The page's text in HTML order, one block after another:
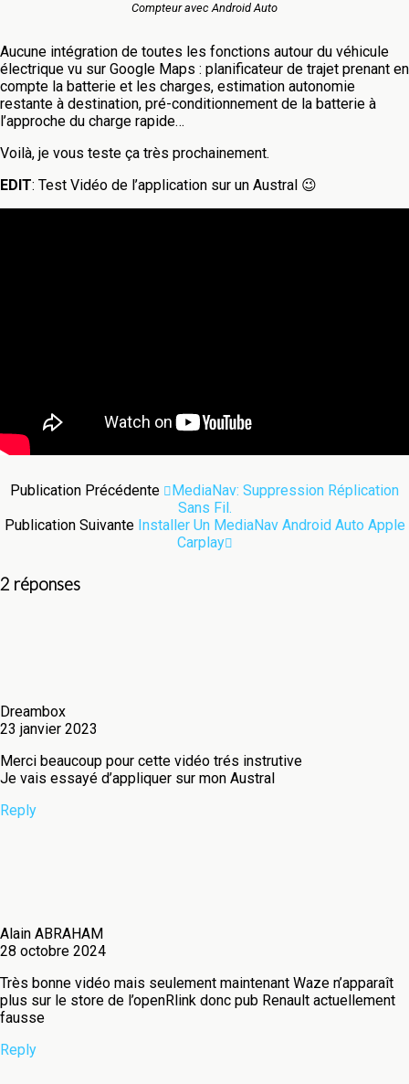
Compteur avec Android Auto
Aucune intégration de toutes les fonctions autour du véhicule
électrique vu sur Google Maps : planificateur de trajet prenant en
compte la batterie et les charges, estimation autonomie
restante à destination, pré-conditionnement de la batterie à
l’approche du charge rapide…
Voilà, je vous teste ça très prochainement.
EDIT: Test Vidéo de l’application sur un Austral 😉
Publication Précédente
MediaNav: Suppression Réplication
Sans Fil.
Publication Suivante Installer Un MediaNav Android Auto Apple
Carplay
2 réponses
Dreambox
23 janvier 2023
Merci beaucoup pour cette vidéo trés instrutive
Je vais essayé d’appliquer sur mon Austral
Reply
Alain ABRAHAM
28 octobre 2024
Très bonne vidéo mais seulement maintenant Waze n’apparaît
plus sur le store de l’openRlink donc pub Renault actuellement
fausse
Reply